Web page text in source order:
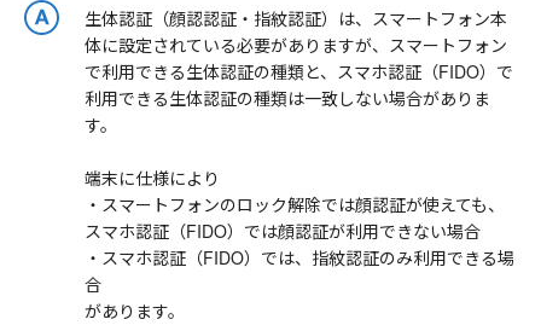
生体認証（顔認認証・指紋認証）は、スマートフォン本
体に設定されている必要がありますが、スマートフォン
で利用できる生体認証の種類と、スマホ認証（FIDO）で
利用できる生体認証の種類は一致しない場合がありま
す。
端末に仕様により
・スマートフォンのロック解除では顔認証が使えても、
スマホ認証（FIDO）では顔認証が利用できない場合
・スマホ認証（FIDO）では、指紋認証のみ利用できる場
合
があります。